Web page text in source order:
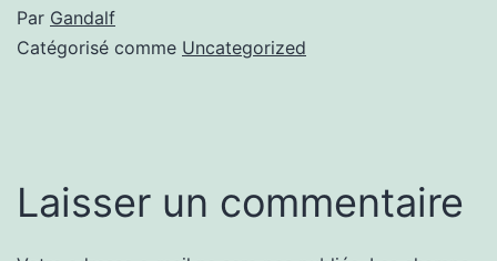
Par Gandalf
Catégorisé comme Uncategorized
Laisser un commentaire